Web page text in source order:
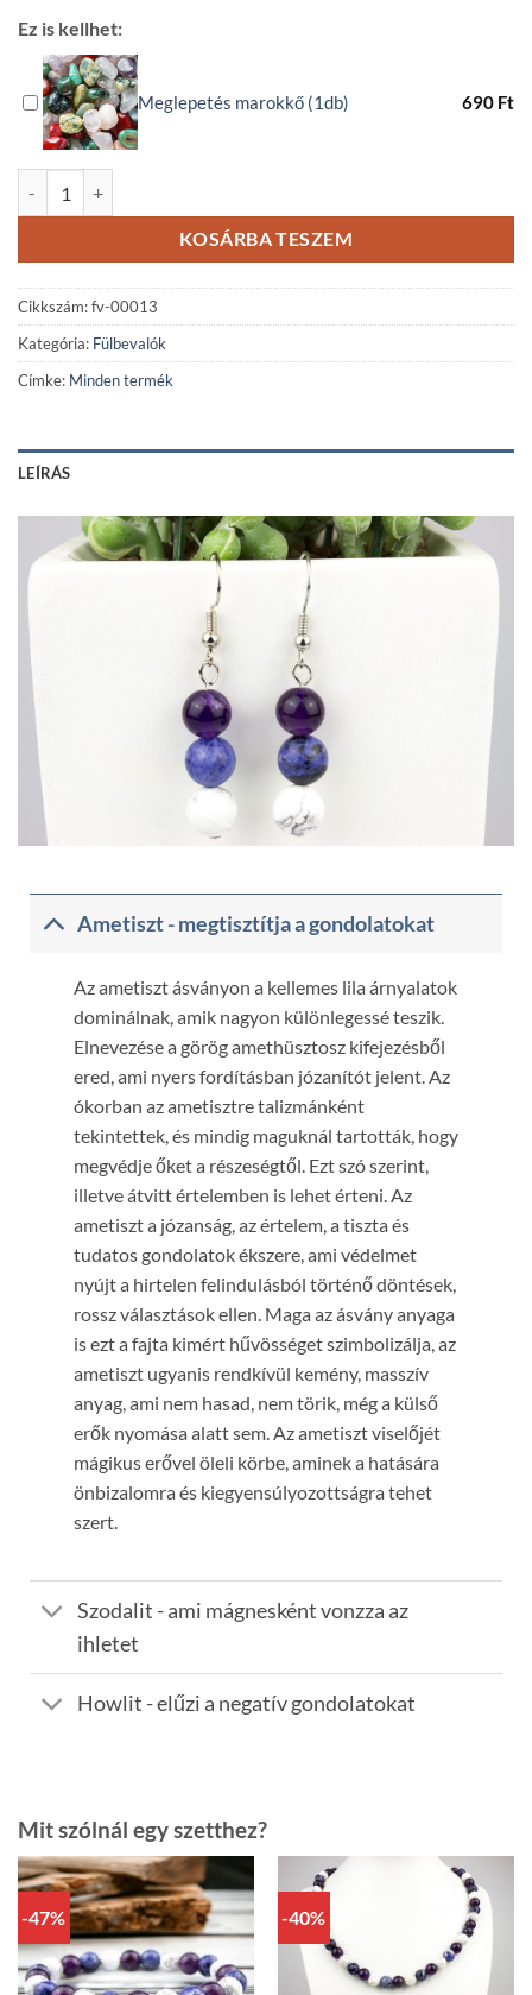
Ez is kellhet:
Meglepetés marokkő (1db) 690 Ft
KOSÁRBA TESZEM
Cikkszám:fv-00013
Kategória: Fülbevalók
Címke: Minden termék
LEÍRÁS
Ametiszt - megtisztítja a gondolatokat
Az ametiszt ásványon a kellemes lila árnyalatok
dominálnak, amik nagyon különlegessé teszik.
Elnevezése a görög amethüsztosz kifejezésből
ered, ami nyers fordításban józanítót jelent. Az
ókorban az ametisztre talizmánként
tekintettek, és mindig maguknál tartották, hogy
megvédje őket a részeségtől. Ezt szó szerint,
illetve átvitt értelemben is lehet érteni. Az
ametiszt a józanság, az értelem, a tiszta és
tudatos gondolatok ékszere, ami védelmet
nyújt a hirtelen felindulásból történő döntések,
rossz választások ellen. Maga az ásvány anyaga
is ezt a fajta kimért hűvösséget szimbolizálja, az
ametiszt ugyanis rendkívül kemény, masszív
anyag, ami nem hasad, nem törik, még a külső
erők nyomása alatt sem. Az ametiszt viselőjét
mágikus erővel öleli körbe, aminek a hatására
önbizalomra és kiegyensúlyozottságra tehet
szert.
Szodalit - ami mágnesként vonzza az
ihletet
Howlit - elűzi a negatív gondolatokat
Mit szólnál egy szetthez?
-47% -40%